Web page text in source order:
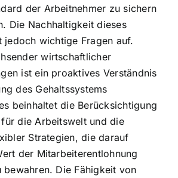
der Arbeitnehmer zu sichern
Die Nachhaltigkeit dieses
jedoch wichtige Fragen auf.
wirtschaftlicher
ist ein proaktives Verständnis
des Gehaltssystems
beinhaltet die Berücksichtigung
die Arbeitswelt und die
Strategien, die darauf
der Mitarbeiterentlohnung
bewahren. Die Fähigkeit von